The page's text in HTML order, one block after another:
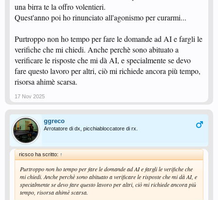
una birra te la offro volentieri.
Quest'anno poi ho rinunciato all'agonismo per curarmi...
Purtroppo non ho tempo per fare le domande ad AI e fargli le
verifiche che mi chiedi. Anche perchè sono abituato a
verificare le risposte che mi dà AI, e specialmente se devo
fare questo lavoro per altri, ciò mi richiede ancora più tempo,
risorsa ahimè scarsa.
17 Nov 2025
ggreco
Arrotatore di dx, picchiabloccatore di rx.
ricsco ha scritto: ↑
Purtroppo non ho tempo per fare le domande ad AI e fargli le verifiche che
mi chiedi. Anche perchè sono abituato a verificare le risposte che mi dà AI, e
specialmente se devo fare questo lavoro per altri, ciò mi richiede ancora più
tempo, risorsa ahimè scarsa.